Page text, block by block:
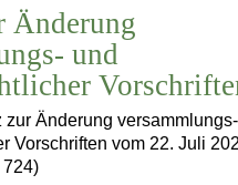
Änderung
und
zur Änderung
Vorschriften vom 22. Juli
724)